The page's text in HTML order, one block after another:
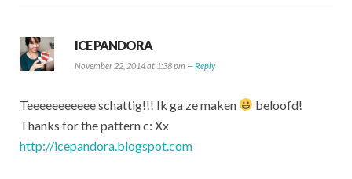
ICE PANDORA
November 22, 2014 at 1:38 pm —Reply
Teeeeeeeeeee schattig!!! Ik ga ze maken
beloofd!
Thanks for the pattern c: Xx
http://icepandora.blogspot.com